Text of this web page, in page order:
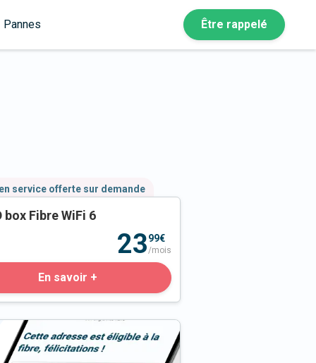
Pannes Être rappelé
service offerte sur demande
box Fibre WiFi 6
2399€
/mois
En savoir +